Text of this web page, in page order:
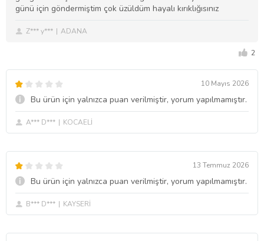
günü için göndermiştim çok üzüldüm hayalı kırıklığısınız
Z*** y*** ADANA
2
10 Mayıs 2026
Bu ürün için yalnızca puan verilmiştir, yorum yapılmamıştır.
A*** D*** KOCAELİ
13 Temmuz 2026
Bu ürün için yalnızca puan verilmiştir, yorum yapılmamıştır.
B*** D*** KAYSERİ